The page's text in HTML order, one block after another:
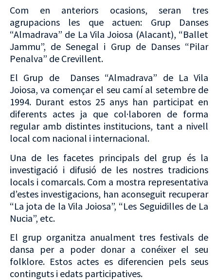
Com en anteriors ocasions, seran tres
agrupacions les que actuen: Grup Danses
“Almadrava” de La Vila Joiosa (Alacant), “Ballet
Jammu”, de Senegal i Grup de Danses “Pilar
Penalva” de Crevillent.
El Grup de Danses “Almadrava” de La Vila
Joiosa, va començar el seu camí al setembre de
1994. Durant estos 25 anys han participat en
diferents actes ja que col·laboren de forma
regular amb distintes institucions, tant a nivell
local com nacional i internacional.
Una de les facetes principals del grup és la
investigació i difusió de les nostres tradicions
locals i comarcals. Com a mostra representativa
d’estes investigacions, han aconseguit recuperar
“La jota de la Vila Joiosa”, “Les Seguidilles de La
Nucia”, etc.
El grup organitza anualment tres festivals de
dansa per a poder donar a conéixer el seu
folklore. Estos actes es diferencien pels seus
continguts i edats participatives.